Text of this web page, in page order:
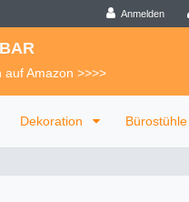
Anmelden
Amazon >>>>
Dekoration Bürostühle